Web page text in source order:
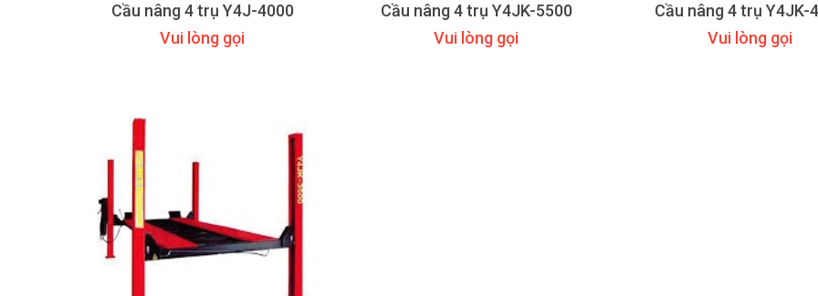
Cầu nâng 4 trụ Y4J-4000
Vui lòng gọi
Cầu nâng 4 trụ Y4JK-5500
Vui lòng gọi
Cầu nâng 4 trụ Y4JK-
Vui lòng gọi